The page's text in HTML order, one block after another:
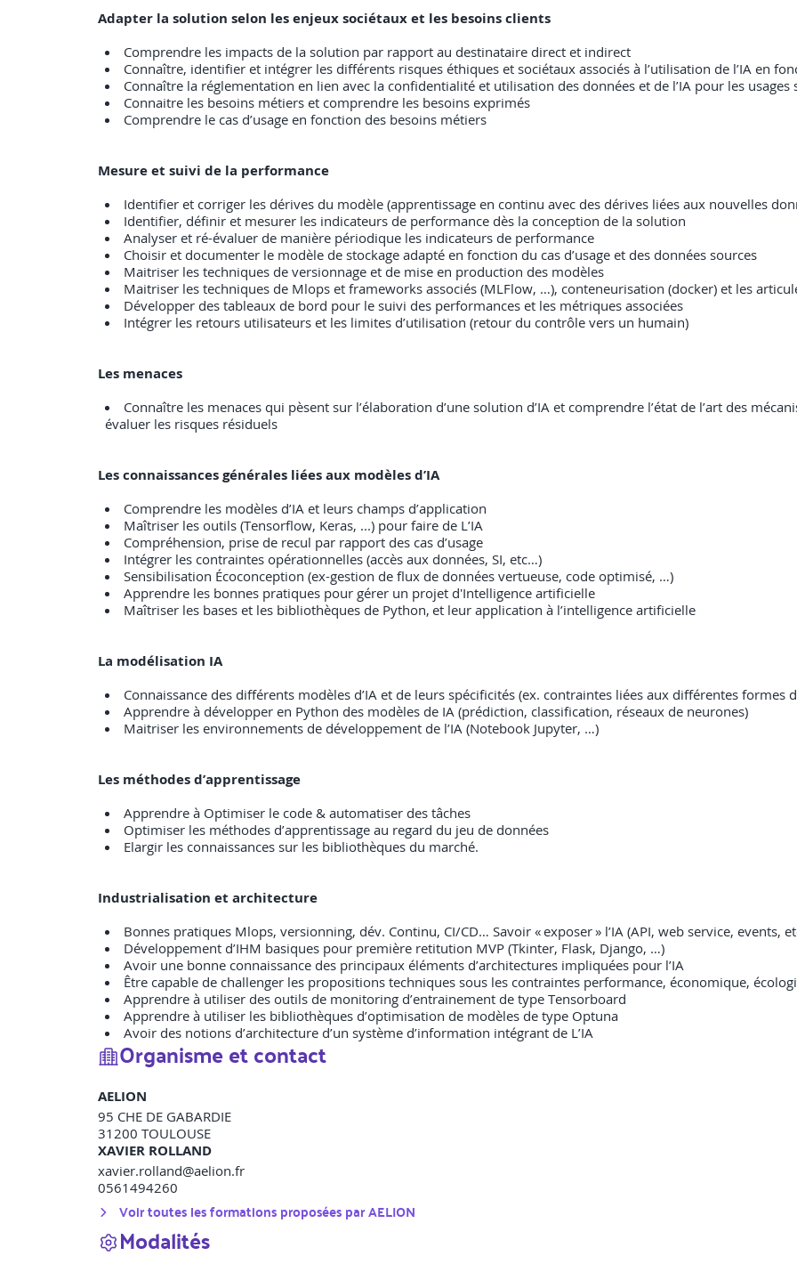
Adapter la solution selon les enjeux sociétaux et les besoins clients
Comprendre les impacts de la solution par rapport au destinataire direct et indirect
Connaître, identifier et intégrer les différents risques éthiques et sociétaux associés à l’utilisation de l’IA en
Connaître la réglementation en lien avec la confidentialité et utilisation des données et de l’IA pour les usages
Connaitre les besoins métiers et comprendre les besoins exprimés
Comprendre le cas d’usage en fonction des besoins métiers
Mesure et suivi de la performance
Identifier et corriger les dérives du modèle (apprentissage en continu avec des dérives liées aux nouvelles
Identifier, définir et mesurer les indicateurs de performance dès la conception de la solution
Analyser et ré-évaluer de manière périodique les indicateurs de performance
Choisir et documenter le modèle de stockage adapté en fonction du cas d’usage et des données sources
Maitriser les techniques de versionnage et de mise en production des modèles
Maitriser les techniques de Mlops et frameworks associés (MLFlow, …), conteneurisation (docker) et les
Développer des tableaux de bord pour le suivi des performances et les métriques associées
Intégrer les retours utilisateurs et les limites d’utilisation (retour du contrôle vers un humain)
Les menaces
Connaître les menaces qui pèsent sur l’élaboration d’une solution d’IA et comprendre l’état de l’art des
évaluer les risques résiduels
Les connaissances générales liées aux modèles d’IA
Comprendre les modèles d’IA et leurs champs d’application
Maîtriser les outils (Tensorflow, Keras, ...) pour faire de L’IA
Compréhension, prise de recul par rapport des cas d’usage
Intégrer les contraintes opérationnelles (accès aux données, SI, etc…)
Sensibilisation Écoconception (ex-gestion de flux de données vertueuse, code optimisé, …)
Apprendre les bonnes pratiques pour gérer un projet d'Intelligence artificielle
Maîtriser les bases et les bibliothèques de Python, et leur application à l’intelligence artificielle
La modélisation IA
Connaissance des différents modèles d’IA et de leurs spécificités (ex. contraintes liées aux différentes formes
Apprendre à développer en Python des modèles de IA (prédiction, classification, réseaux de neurones)
Maitriser les environnements de développement de l’IA (Notebook Jupyter, …)
Les méthodes d’apprentissage
Apprendre à Optimiser le code & automatiser des tâches
Optimiser les méthodes d’apprentissage au regard du jeu de données
Elargir les connaissances sur les bibliothèques du marché.
Industrialisation et architecture
Bonnes pratiques Mlops, versionning, dév. Continu, CI/CD… Savoir « exposer » l’IA (API, web service, events,
Développement d’IHM basiques pour première retitution MVP (Tkinter, Flask, Django, …)
Avoir une bonne connaissance des principaux éléments d’architectures impliquées pour l’IA
Être capable de challenger les propositions techniques sous les contraintes performance, économique,
Apprendre à utiliser des outils de monitoring d’entrainement de type Tensorboard
Apprendre à utiliser les bibliothèques d’optimisation de modèles de type Optuna
Avoir des notions d’architecture d’un système d’information intégrant de L’IA
Organisme et contact
AELION
95 CHE DE GABARDIE
31200 TOULOUSE
XAVIER ROLLAND
xavier.rolland@aelion.fr
0561494260
Voir toutes les formations proposées parAELION
Modalités